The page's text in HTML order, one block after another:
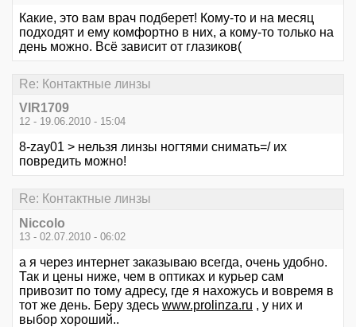
Какие, это вам врач подберет! Кому-то и на месяц
подходят и ему комфортно в них, а кому-то только на
день можно. Всё зависит от глазиков(
Re: Контактные линзы
VIR1709
12 - 19.06.2010 - 15:04
8-zay01 > нельзя линзы ногтями снимать=/ их
повредить можно!
Re: Контактные линзы
Niccolo
13 - 02.07.2010 - 06:02
а я через интернет заказываю всегда, очень удобно.
Так и цены ниже, чем в оптиках и курьер сам
привозит по тому адресу, где я нахожусь и вовремя в
тот же день. Беру здесь www.prolinza.ru , у них и
выбор хороший..